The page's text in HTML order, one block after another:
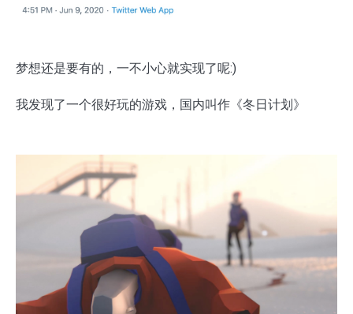
梦想还是要有的，一不小心就实现了呢:)
我发现了一个很好玩的游戏，国内叫作《冬日计划》